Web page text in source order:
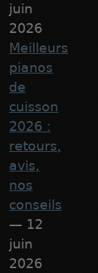
juin
2026
Meilleurs
pianos
de
cuisson
2026 :
retours,
avis,
nos
conseils
— 12
juin
2026